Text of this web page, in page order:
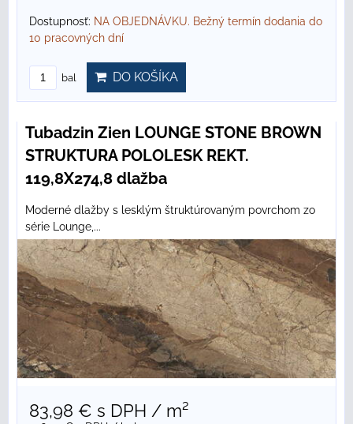
Dostupnosť: NA OBJEDNÁVKU. Bežný termín dodania do
10 pracovných dní
bal DO KOŠÍKA
Tubadzin Zien LOUNGE STONE BROWN
STRUKTURA POLOLESK REKT.
119,8X274,8 dlažba
Moderné dlažby s lesklým štruktúrovaným povrchom zo
série Lounge,...
83,98 € s DPH / m²